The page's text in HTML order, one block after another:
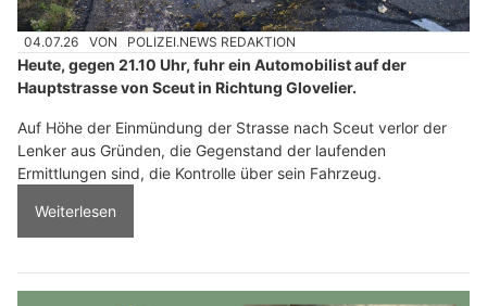
04.07.26 VON POLIZEI.NEWS REDAKTION
Heute, gegen 21.10 Uhr, fuhr ein Automobilist auf der
Hauptstrasse von Sceut in Richtung Glovelier.
Auf Höhe der Einmündung der Strasse nach Sceut verlor der
Lenker aus Gründen, die Gegenstand der laufenden
Ermittlungen sind, die Kontrolle über sein Fahrzeug.
Weiterlesen